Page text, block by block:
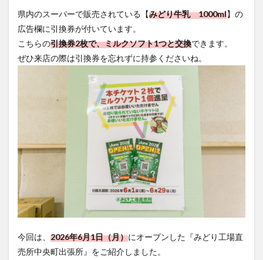
県内のスーパーで販売されている【みどり牛乳 1000ml】の
広告欄に引換券が付いています。
こちらの引換券2枚で、ミルクソフト1つと交換できます。
ぜひ来店の際は引換券を忘れずに持参くださいね。
今回は、 2026年6月1日（月）にオープンした『みどり工場直
売所中央町出張所』をご紹介しました。